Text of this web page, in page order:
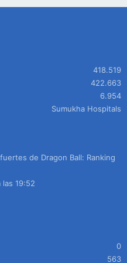
418.519
422.663
6.954
Sumukha Hospitals
de Dragon Ball: Ranking
las 19:52
0
563